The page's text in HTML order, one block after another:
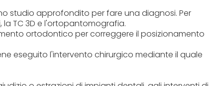
studio approfondito per fare una diagnosi. Per
la TC 3D e l'ortopantomografia.
ortodontico per correggere il posizionamento
eseguito l'intervento chirurgico mediante il quale